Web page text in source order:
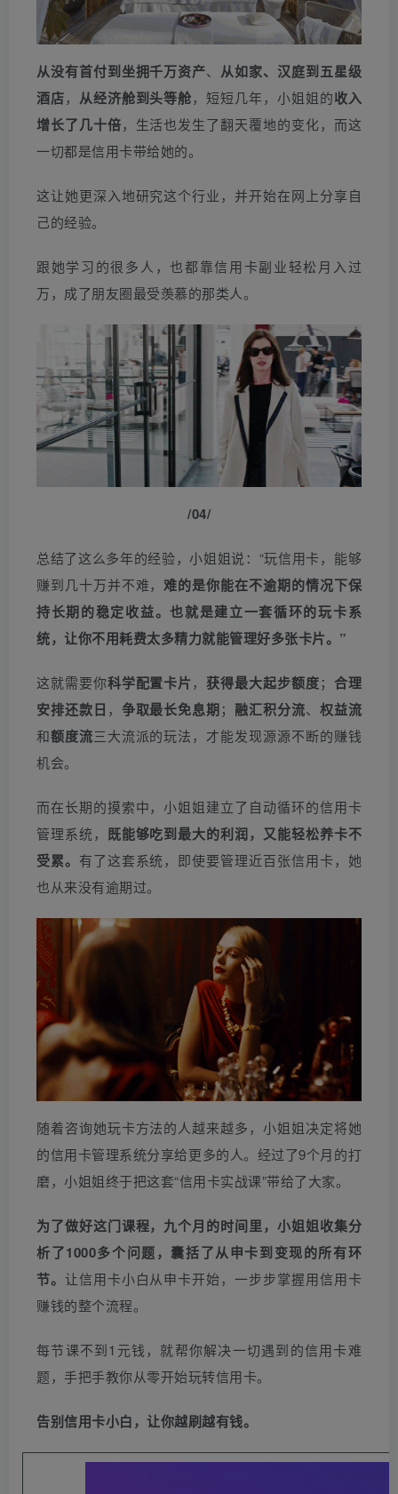
从没有首付到坐拥千万资产、 从如家、汉庭到五星级
酒店， 从经济舱到头等舱，短短几年，小姐姐的收入
增长了几十倍，生活也发生了翻天覆地的变化，而这
一切都是信用卡带给她的。
这让她更深入地研究这个行业，并开始在网上分享自
己的经验。
跟她学习的很多人，也都靠信用卡副业轻松月入过
万，成了朋友圈最受羡慕的那类人。
/04/
总结了这么多年的经验，小姐姐说：“玩信用卡，能够
赚到几十万并不难，难的是你能在不逾期的情况下保
持长期的稳定收益。也就是建立一套循环的玩卡系
统，让你不用耗费太多精力就能管理好多张卡片。”
这就需要你科学配置卡片， 获得最大起步额度； 合理
安排还款日 ， 争取最长免息期； 融汇积分流、 权益流
和额度流三大流派的玩法，才能发现源源不断的赚钱
机会。
而在长期的摸索中，小姐姐建立了自动循环的信用卡
管理系统， 既能够吃到最大的利润，又能轻松养卡不
受累。 有了这套系统，即使要管理近百张信用卡，她
也从来没有逾期过。
随着咨询她玩卡方法的人越来越多，小姐姐决定将她
的信用卡管理系统分享给更多的人。经过了9个月的打
磨，小姐姐终于把这套“信用卡实战课”带给了大家。
为了做好这门课程，九个月的时间里，小姐姐收集分
析了1000多个问题，囊括了从申卡到变现的所有环
节。 让信用卡小白从申卡开始，一步步掌握用信用卡
赚钱的整个流程。
每节课不到1元钱，就帮你解决一切遇到的信用卡难
题，手把手教你从零开始玩转信用卡。
告别信用卡小白，让你越刷越有钱。